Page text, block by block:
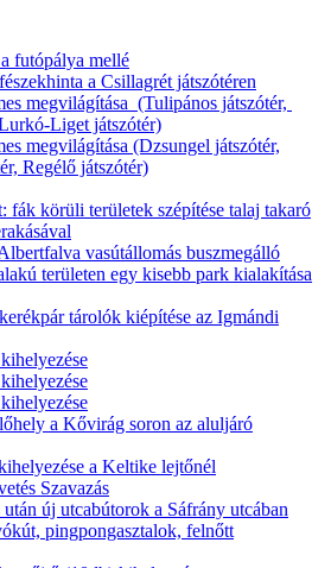
futópálya mellé
a Csillagrét játszótéren
megvilágítása (Tulipános játszótér,
Liget játszótér)
megvilágítása (Dzsungel játszótér,
Regélő játszótér)
fák körüli területek szépítése talaj takaró
vasútállomás buszmegálló
területen egy kisebb park kialakítása
tárolók kiépítése az Igmándi
a Kővirág soron az aluljáró
a Keltike lejtőnél
Szavazás
új utcabútorok a Sáfrány utcában
pingpongasztalok, felnőtt